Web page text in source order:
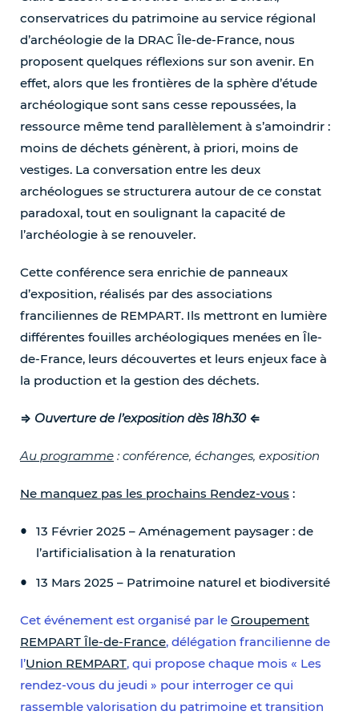
conservatrices du patrimoine au service régional
d’archéologie de la DRAC Île-de-France, nous
proposent quelques réflexions sur son avenir. En
effet, alors que les frontières de la sphère d’étude
archéologique sont sans cesse repoussées, la
ressource même tend parallèlement à s’amoindrir :
moins de déchets génèrent, à priori, moins de
vestiges. La conversation entre les deux
archéologues se structurera autour de ce constat
paradoxal, tout en soulignant la capacité de
l’archéologie à se renouveler.
Cette conférence sera enrichie de panneaux
d’exposition, réalisés par des associations
franciliennes de REMPART. Ils mettront en lumière
différentes fouilles archéologiques menées en Île-
de-France, leurs découvertes et leurs enjeux face à
la production et la gestion des déchets.
⇒ Ouverture de l’exposition dès 18h30 ⇐
Au programme : conférence, échanges, exposition
Ne manquez pas les prochains Rendez-vous :
13 Février 2025 – Aménagement paysager : de
l’artificialisation à la renaturation
13 Mars 2025 – Patrimoine naturel et biodiversité
Cet événement est organisé par le Groupement
REMPART Île-de-France, délégation francilienne de
l’Union REMPART, qui propose chaque mois « Les
rendez-vous du jeudi » pour interroger ce qui
rassemble valorisation du patrimoine et transition